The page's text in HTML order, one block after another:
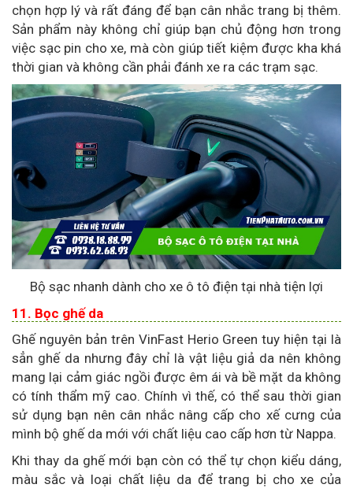
chọn hợp lý và rất đáng để bạn cân nhắc trang bị thêm.
Sản phẩm này không chỉ giúp bạn chủ động hơn trong
việc sạc pin cho xe, mà còn giúp tiết kiệm được kha khá
thời gian và không cần phải đánh xe ra các trạm sạc.
Bộ sạc nhanh dành cho xe ô tô điện tại nhà tiện lợi
11. Bọc ghế da
Ghế nguyên bản trên VinFast Herio Green tuy hiện tại là
sẳn ghế da nhưng đây chỉ là vật liệu giả da nên không
mang lại cảm giác ngồi được êm ái và bề mặt da không
có tính thẩm mỹ cao. Chính vì thế, có thể sau thời gian
sử dụng bạn nên cân nhắc nâng cấp cho xế cưng của
mình bộ ghế da mới với chất liệu cao cấp hơn từ Nappa.
Khi thay da ghế mới bạn còn có thể tự chọn kiểu dáng,
màu sắc và loại chất liệu da để trang bị cho xe của